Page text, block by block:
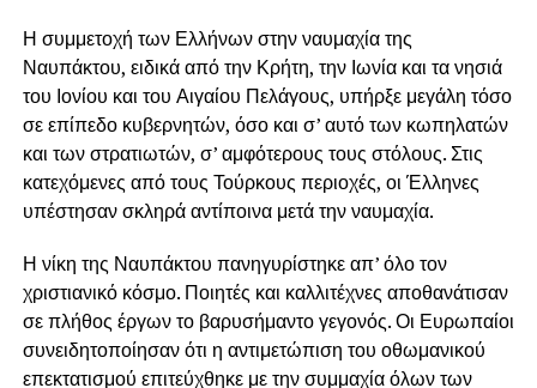
Η συμμετοχή των Ελλήνων στην ναυμαχία της
Ναυπάκτου, ειδικά από την Κρήτη, την Ιωνία και τα νησιά
του Ιονίου και του Αιγαίου Πελάγους, υπήρξε μεγάλη τόσο
σε επίπεδο κυβερνητών, όσο και σ’ αυτό των κωπηλατών
και των στρατιωτών, σ’ αμφότερους τους στόλους. Στις
κατεχόμενες από τους Τούρκους περιοχές, οι Έλληνες
υπέστησαν σκληρά αντίποινα μετά την ναυμαχία.
Η νίκη της Ναυπάκτου πανηγυρίστηκε απ’ όλο τον
χριστιανικό κόσμο. Ποιητές και καλλιτέχνες αποθανάτισαν
σε πλήθος έργων το βαρυσήμαντο γεγονός. Οι Ευρωπαίοι
συνειδητοποίησαν ότι η αντιμετώπιση του οθωμανικού
επεκτατισμού επιτεύχθηκε με την συμμαχία όλων των